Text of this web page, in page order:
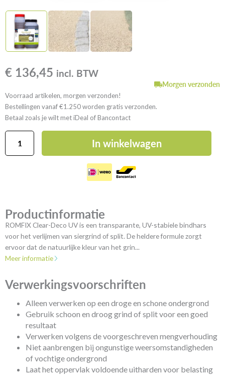
€ 136,45 incl. BTW
Morgen verzonden
Voorraad artikelen, morgen verzonden!
Bestellingen vanaf €1.250 worden gratis verzonden.
Betaal zoals je wilt met iDeal of Bancontact
ROMFIX
Clear-
Deco
In winkelwagen
Productinformatie
ROMFIX Clear-Deco UV is een transparante, UV-stabiele bindhars
voor het verlijmen van siergrind of split. De heldere formule zorgt
ervoor dat de natuurlijke kleur van het grin...
Meer informatie
Verwerkingsvoorschriften
Alleen verwerken op een droge en schone ondergrond
Gebruik schoon en droog grind of split voor een goed
resultaat
Verwerken volgens de voorgeschreven mengverhouding
Niet aanbrengen bij ongunstige weersomstandigheden
of vochtige ondergrond
Laat het oppervlak voldoende uitharden voor belasting